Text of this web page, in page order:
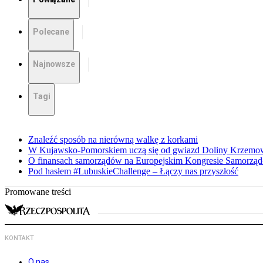
Polecane
Najnowsze
Tagi
Znaleźć sposób na nierówną walkę z korkami
W Kujawsko-Pomorskiem uczą się od gwiazd Doliny
O finansach samorządów na Europejskim Kongresie
Pod hasłem #LubuskieChallenge – Łączy nas przyszłość
Promowane treści
KONTAKT